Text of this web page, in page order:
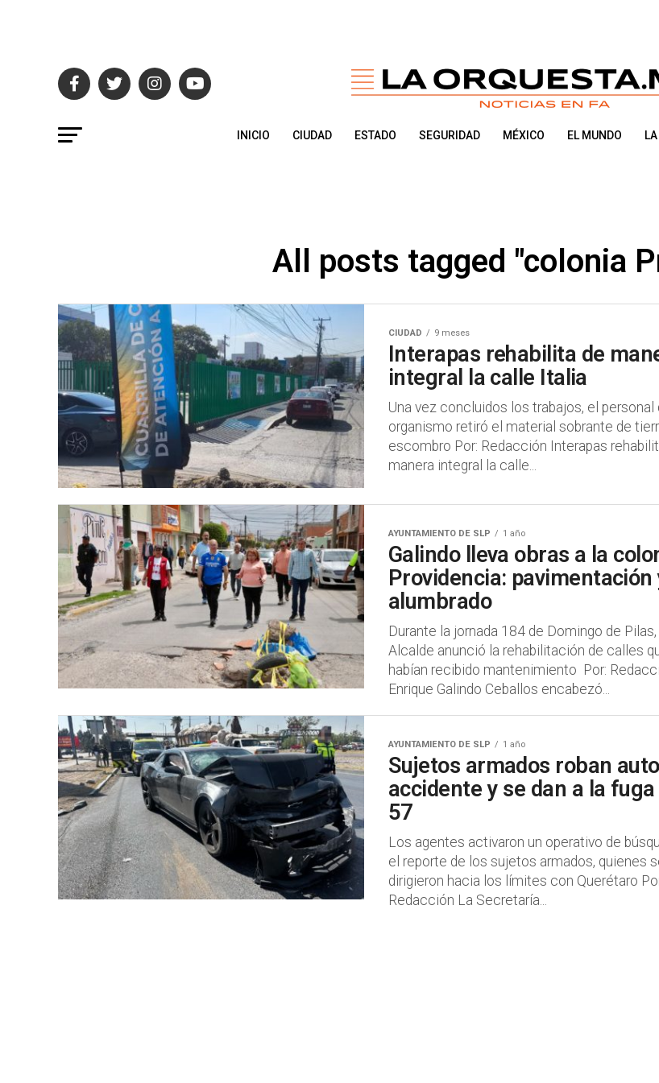
INICIO CIUDAD ESTADO SEGURIDAD MÉXICO EL MUNDO
All posts tagged "colonia
CIUDAD 9 meses
Interapas rehabilita de
integral la calle Italia
Una vez concluidos los trabajos, el personal
organismo retiró el material sobrante de
escombro Por: Redacción Interapas
manera integral la calle...
AYUNTAMIENTO DE SLP 1 año
Galindo lleva obras a la
Providencia: pavimentación
alumbrado
Durante la jornada 184 de Domingo de Pilas,
Alcalde anunció la rehabilitación de calles
habían recibido mantenimiento Por:
Enrique Galindo Ceballos encabezó...
AYUNTAMIENTO DE SLP 1 año
Sujetos armados roban
accidente y se dan a la
57
Los agentes activaron un operativo de
el reporte de los sujetos armados, quienes
dirigieron hacia los límites con Querétaro
Redacción La Secretaría...